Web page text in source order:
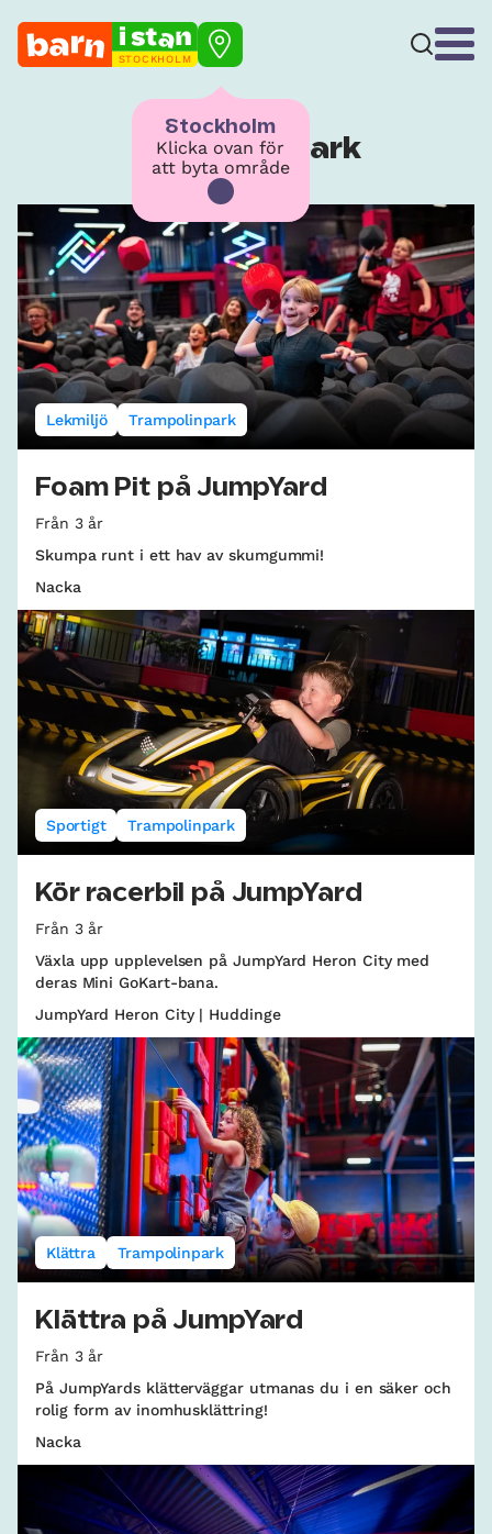
STOCKHOLM
Stockholm
Klicka ovan för
att byta område
Trampolinpark
Lekmiljö Trampolinpark
Foam Pit på JumpYard
Från 3 år
Skumpa runt i ett hav av skumgummi!
Nacka
Sportigt Trampolinpark
Kör racerbil på JumpYard
Från 3 år
Växla upp upplevelsen på JumpYard Heron City med
deras Mini GoKart-bana.
JumpYard Heron City | Huddinge
Klättra Trampolinpark
Klättra på JumpYard
Från 3 år
På JumpYards klätterväggar utmanas du i en säker och
rolig form av inomhusklättring!
Nacka